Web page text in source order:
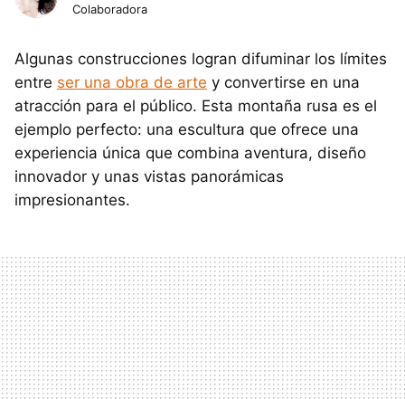
Colaboradora
Algunas construcciones logran difuminar los límites
entre ser una obra de arte y convertirse en una
atracción para el público. Esta montaña rusa es el
ejemplo perfecto: una escultura que ofrece una
experiencia única que combina aventura, diseño
innovador y unas vistas panorámicas
impresionantes.